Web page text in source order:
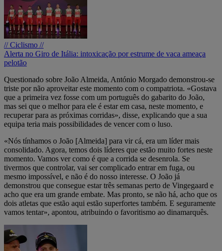
// Ciclismo //
Alerta no Giro de Itália: intoxicação por estrume de vaca ameaça
pelotão
Questionado sobre João Almeida, António Morgado demonstrou-se
triste por não aproveitar este momento com o compatriota. «Gostava
que a primeira vez fosse com um português do gabarito do João,
mas sei que o melhor para ele é estar em casa, neste momento, e
recuperar para as próximas corridas», disse, explicando que a sua
equipa teria mais possibilidades de vencer com o luso.
«Nós tínhamos o João [Almeida] para vir cá, era um líder mais
consolidado. Agora, temos dois líderes que estão muito fortes neste
momento. Vamos ver como é que a corrida se desenrola. Se
tivermos que controlar, vai ser complicado entrar em fuga, ou
mesmo impossível, e não é do nosso interesse. O João já
demonstrou que consegue estar três semanas perto de Vingegaard e
acho que era um grande embate. Mas pronto, se não há, acho que os
dois atletas que estão aqui estão superfortes também. E seguramente
vamos tentar», apontou, atribuindo o favoritismo ao dinamarquês.